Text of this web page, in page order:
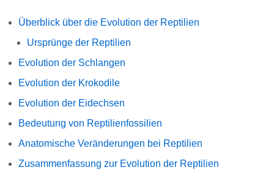
Überblick über die Evolution der Reptilien
Ursprünge der Reptilien
Evolution der Schlangen
Evolution der Krokodile
Evolution der Eidechsen
Bedeutung von Reptilienfossilien
Anatomische Veränderungen bei Reptilien
Zusammenfassung zur Evolution der Reptilien